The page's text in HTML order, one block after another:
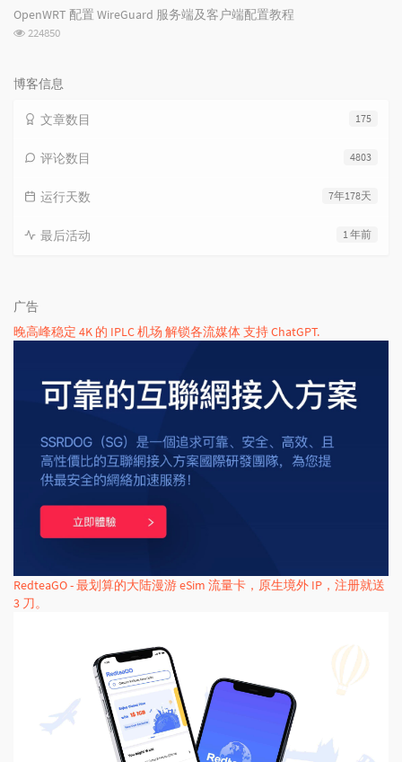
次
OpenWRT 配置 WireGuard 服务端及客户端配置教程
浏
数:
224850
博客信息
175
文章数目
4803
评论数目
7年178天
运行天数
1 年前
最后活动
广告
晚高峰稳定 4K 的 IPLC 机场 解锁各流媒体 支持 ChatGPT.
RedteaGO - 最划算的大陆漫游 eSim 流量卡，原生境外 IP，注册就送
3 刀。